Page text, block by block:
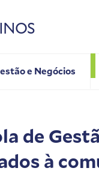
e Negócios
de
à